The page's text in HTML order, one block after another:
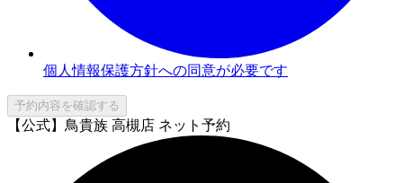
個人情報保護方針への同意が必要です
予約内容を確認する
【公式】鳥貴族 高槻店 ネット予約